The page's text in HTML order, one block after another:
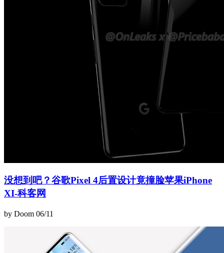
没想到吧？谷歌Pixel 4后置设计竟撞脸苹果iPhone
XI-科客网
by Doom 06/11